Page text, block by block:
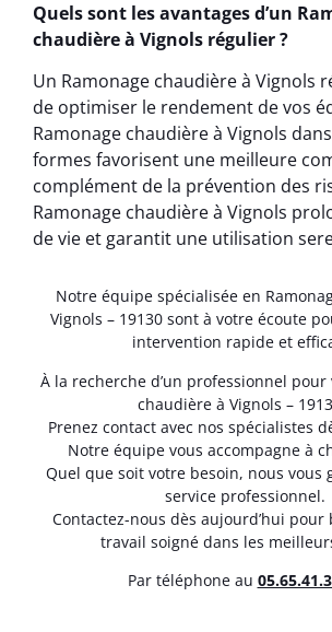
Quels sont les avantages d’un
chaudière à Vignols régulier ?
Un Ramonage chaudière à Vignols
de optimiser le rendement de vos
Ramonage chaudière à Vignols
formes favorisent une meilleure
complément de la prévention des
Ramonage chaudière à Vignols
de vie et garantit une utilisation
Notre équipe spécialisée en
Vignols – 19130 sont à votre écoute
intervention rapide et
À la recherche d’un professionnel pour
chaudière à Vignols –
Prenez contact avec nos spécialistes
Notre équipe vous accompagne à
Quel que soit votre besoin, nous vous
service professionnel.
Contactez-nous dès aujourd’hui pour
travail soigné dans les
Par téléphone au